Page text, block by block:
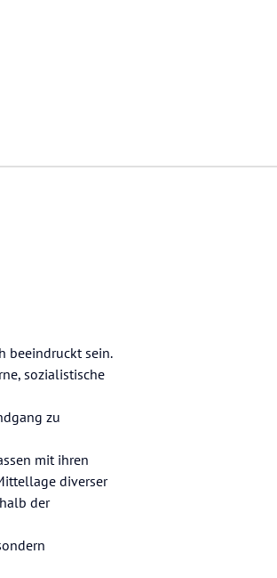
beeindruckt sein.
sozialistische
zu
mit ihren
diverser
der